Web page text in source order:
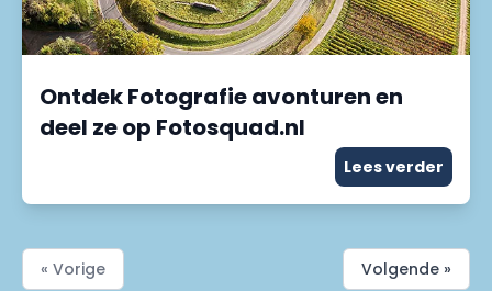
Ontdek Fotografie avonturen en
deel ze op Fotosquad.nl
Lees verder
« Vorige Volgende »